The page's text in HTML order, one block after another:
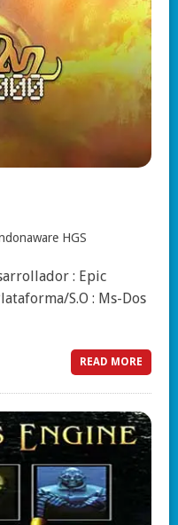
HGS
: Epic
S.O : Ms-Dos
READ MORE